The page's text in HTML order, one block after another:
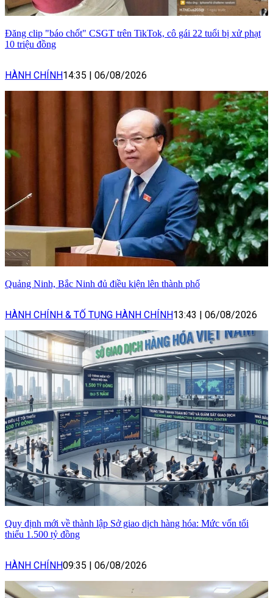
Đăng clip "báo chốt" CSGT trên TikTok, cô gái 22 tuổi bị xử phạt
10 triệu đồng
HÀNH CHÍNH14:35 06/08/2026
Quảng Ninh, Bắc Ninh đủ điều kiện lên thành phố
HÀNH CHÍNH & TỐ TỤNG HÀNH CHÍNH13:43 06/08/2026
Quy định mới về thành lập Sở giao dịch hàng hóa: Mức vốn tối
thiểu 1.500 tỷ đồng
HÀNH CHÍNH09:35 06/08/2026